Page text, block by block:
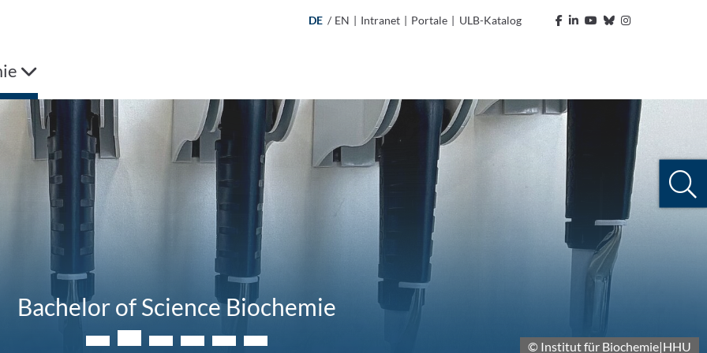
DE / EN | Intranet | Portale | ULB-Katalog
© Institut für Biochemie|HHU
Bachelor of Science Biochemie